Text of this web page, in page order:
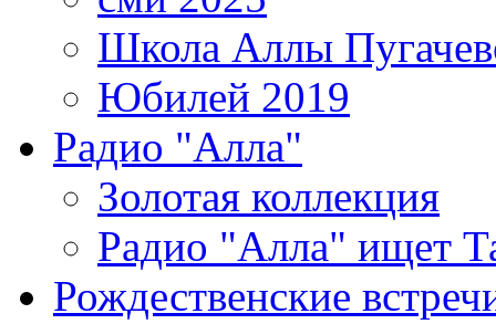
Школа Аллы
Юбилей 2019
Радио "Алла"
Золотая коллекция
Радио "Алла" ищет
Рождественские